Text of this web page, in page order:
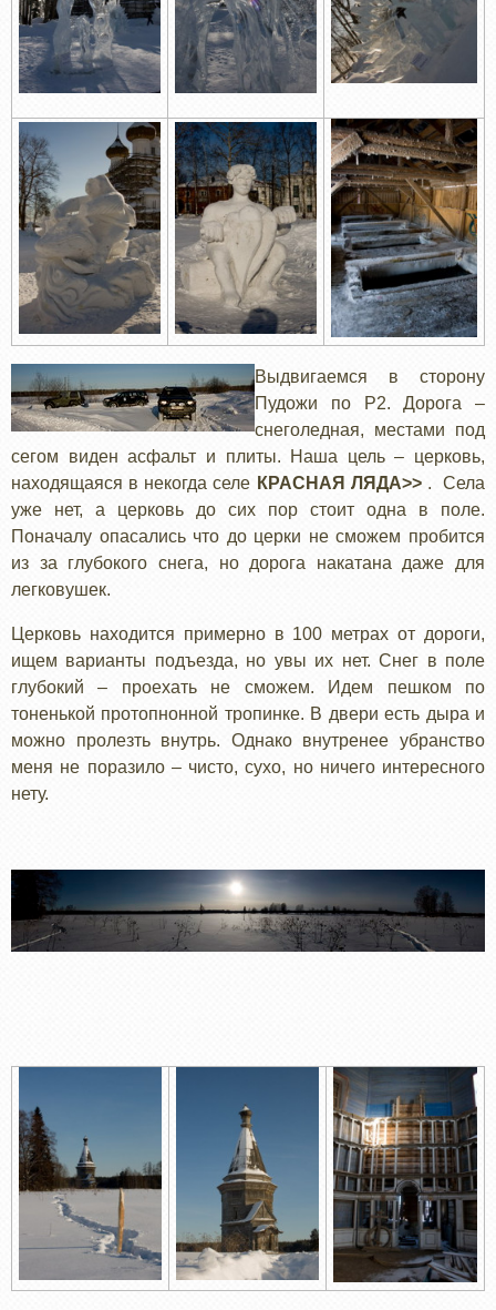
Выдвигаемся в сторону
Пудожи по Р2. Дорога –
снеголедная, местами под
сегом виден асфальт и плиты. Наша цель – церковь,
находящаяся в некогда селе КРАСНАЯ ЛЯДА>>. Села
уже нет, а церковь до сих пор стоит одна в поле.
Поначалу опасались что до церки не сможем пробится
из за глубокого снега, но дорога накатана даже для
легковушек.
Церковь находится примерно в 100 метрах от дороги,
ищем варианты подъезда, но увы их нет. Снег в поле
глубокий – проехать не сможем. Идем пешком по
тоненькой протопнонной тропинке. В двери есть дыра и
можно пролезть внутрь. Однако внутренее убранство
меня не поразило – чисто, сухо, но ничего интересного
нету.